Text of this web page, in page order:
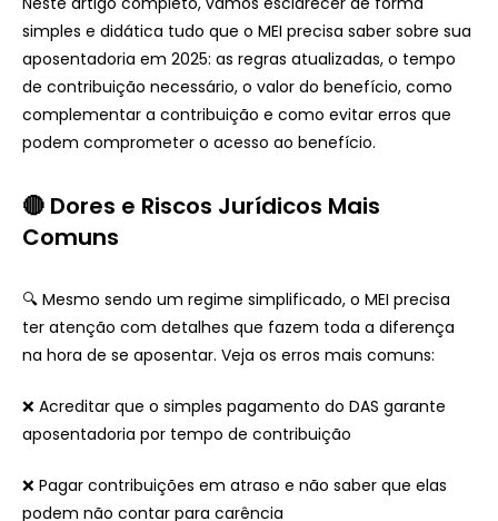
simples e didática tudo que o MEI precisa saber sobre sua
aposentadoria em 2025: as regras atualizadas, o tempo
de contribuição necessário, o valor do benefício, como
complementar a contribuição e como evitar erros que
podem comprometer o acesso ao benefício.
🔴 Dores e Riscos Jurídicos Mais
Comuns
🔍 Mesmo sendo um regime simplificado, o MEI precisa
ter atenção com detalhes que fazem toda a diferença
na hora de se aposentar. Veja os erros mais comuns:
❌ Acreditar que o simples pagamento do DAS garante
aposentadoria por tempo de contribuição
❌ Pagar contribuições em atraso e não saber que elas
podem não contar para carência